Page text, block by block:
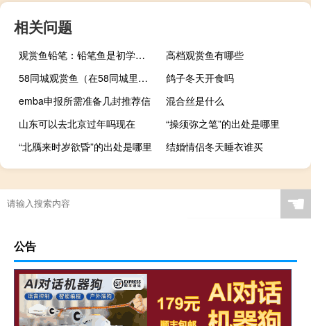
相关问题
观赏鱼铅笔：铅笔鱼是初学者比较容易饲养的观赏鱼
高档观赏鱼有哪些
58同城观赏鱼（在58同城里在线购买观赏鱼靠谱吗？）
鸽子冬天开食吗
emba申报所需准备几封推荐信
混合丝是什么
山东可以去北京过年吗现在
“操须弥之笔”的出处是哪里
“北鴈来时岁欲昏”的出处是哪里
结婚情侣冬天睡衣谁买
平底冬天皮鞋保暖吗
华为畅享7c（华为畅享7c）
1平方铜线能承受几安的电流
☚
公告